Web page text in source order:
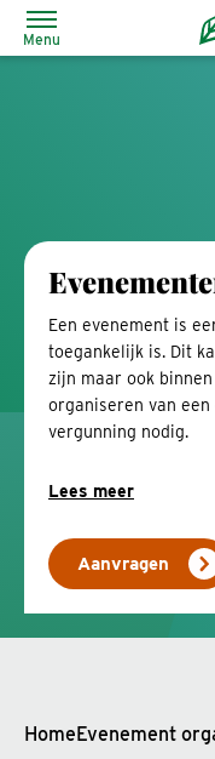
Menu
Een evenement is
toegankelijk is. Dit
zijn maar ook
organiseren van
vergunning nodig.
Lees meer
Aanvragen
HomeEvenement